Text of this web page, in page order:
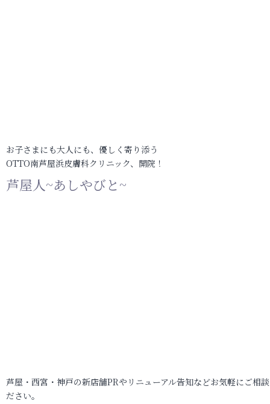
お子さまにも大人にも、優しく寄り添う
OTTO南芦屋浜皮膚科クリニック、開院！
芦屋人~あしやびと~
芦屋・西宮・神戸の新店舗PRやリニューアル告知などお気軽にご相
ださい。